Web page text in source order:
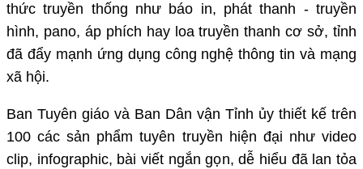
thức truyền thống như báo in, phát thanh - truyền
hình, pano, áp phích hay loa truyền thanh cơ sở, tỉnh
đã đẩy mạnh ứng dụng công nghệ thông tin và mạng
xã hội.
Ban Tuyên giáo và Ban Dân vận Tỉnh ủy thiết kế trên
100 các sản phẩm tuyên truyền hiện đại như video
clip, infographic, bài viết ngắn gọn, dễ hiểu đã lan tỏa